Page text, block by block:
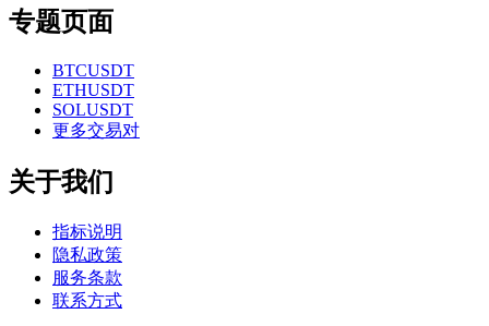
专题页面
BTCUSDT
ETHUSDT
SOLUSDT
更多交易对
关于我们
指标说明
隐私政策
服务条款
联系方式